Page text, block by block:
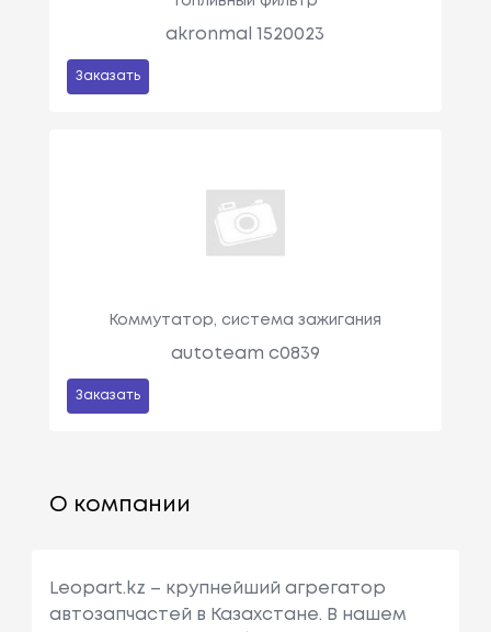
akronmal 1520023
Заказать
Коммутатор, система зажигания
autoteam c0839
Заказать
О компании
Leopart.kz – крупнейший агрегатор
автозапчастей в Казахстане. В нашем